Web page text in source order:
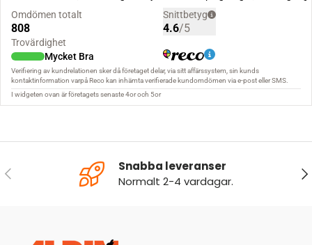
FÖREGÅENDE
Snabba leveranser
Normalt 2-4 vardagar.